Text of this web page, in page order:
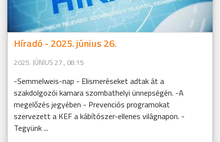
Híradó - 2025. június 26.
2025. JÚNIUS 27., 08:15
-Semmelweis-nap - Elismeréseket adtak át a
szakdolgozói kamara szombathelyi ünnepségén. -A
megelőzés jegyében - Prevenciós programokat
szervezett a KEF a kábítószer-ellenes világnapon. -
Tegyünk ...